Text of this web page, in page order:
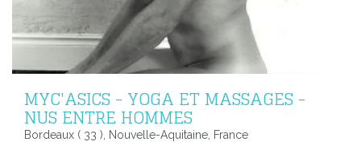
MYC'ASICS - YOGA ET MASSAGES -
NUS ENTRE HOMMES
Bordeaux ( 33 ), Nouvelle-Aquitaine, France